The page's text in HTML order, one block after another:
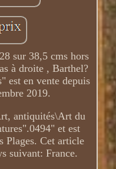
sur 38,5 cms hors
à droite , Barthel?
est en vente depuis
2019.
antiquités\Art du
et est
Plages. Cet article
suivant: France.